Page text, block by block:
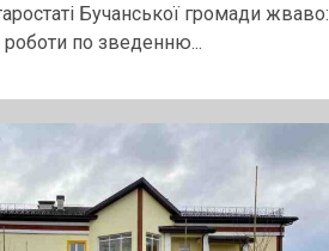
Бучанської громади жваво:
роботи по зведенню...